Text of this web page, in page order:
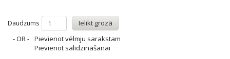
Daudzums
Ielikt grozā
- OR - Pievienot vēlmju sarakstam
Pievienot salīdzināšanai